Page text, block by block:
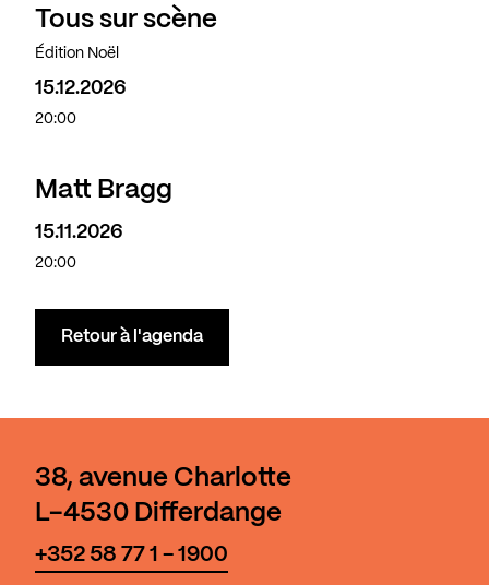
Tous sur scène
Édition Noël
15.12.2026
20:00
Matt Bragg
15.11.2026
20:00
Retour à l'agenda
38, avenue Charlotte
L-4530 Differdange
+352 58 77 1 - 1900